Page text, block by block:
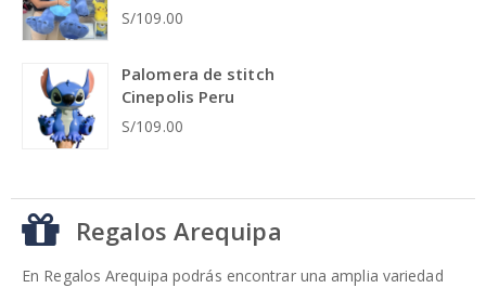
S/109.00
Palomera de stitch
Cinepolis Peru
S/109.00
Regalos Arequipa
En Regalos Arequipa podrás encontrar una amplia variedad